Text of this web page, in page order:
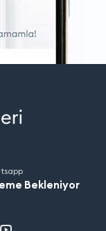
Bekleniyor